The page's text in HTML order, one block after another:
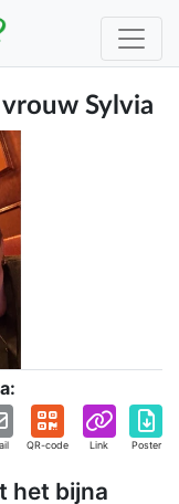
Sylvia
QR-code Link Poster
het bijna